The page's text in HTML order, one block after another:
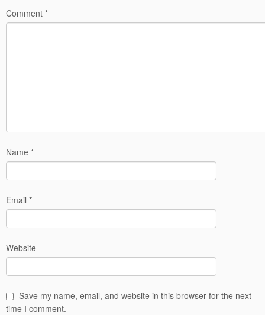
Comment *
Name *
Email *
Website
Save my name, email, and website in this browser for the next
time I comment.